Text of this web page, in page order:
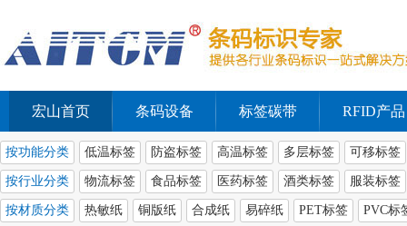
宏山首页 条码设备 标签碳带 RFID产品
按功能分类 低温标签 防盗标签 高温标签 多层标签 可移标签
按行业分类 物流标签 食品标签 医药标签 酒类标签 服装标签
按材质分类 热敏纸 铜版纸 合成纸 易碎纸 PET标签 PVC标